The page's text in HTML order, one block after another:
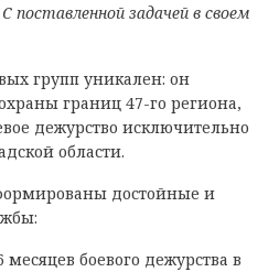
поставленной задачей в своем
групп уникален: он
границ 47-го региона,
дежурство исключительно
области.
достойные и
боевого дежурства в